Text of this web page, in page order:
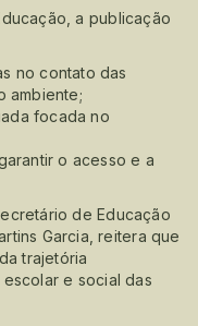
a publicação
no contato das
ambiente;
focada no
o acesso e a
de Educação
Garcia, reitera que
trajetória
e social das